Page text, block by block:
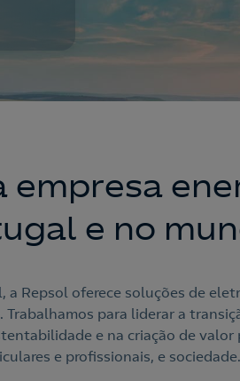
empresa
e no
a Repsol oferece soluções de
para liderar a
e na criação de valor
e profissionais, e sociedade.